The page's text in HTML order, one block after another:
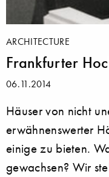
ARCHITECTURE
Frankfurter
06.11.2014
Häuser von nicht
erwähnenswerter
einige zu bieten.
gewachsen? Wir